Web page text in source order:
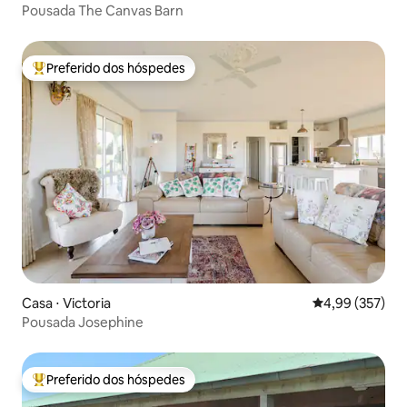
Pousada The Canvas Barn
Entre os melhores preferidos dos hóspedes
Preferido dos hóspedes
Casa ⋅ Victoria 4,99 de uma
4,99 (357)
Pousada Josephine
Entre os melhores preferidos dos hóspedes
Preferido dos hóspedes